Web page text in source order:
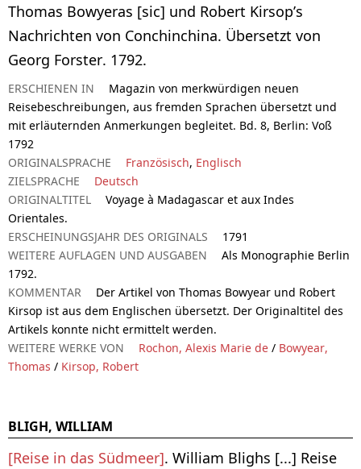
Thomas Bowyeras [sic] und Robert Kirsop’s
Nachrichten von Conchinchina. Übersetzt von
Georg Forster. 1792.
ERSCHIENEN IN
Magazin von merkwürdigen neuen
Reisebeschreibungen, aus fremden Sprachen übersetzt und
mit erläuternden Anmerkungen begleitet. Bd. 8, Berlin: Voß
1792
ORIGINALSPRACHE
Französisch, Englisch
ZIELSPRACHE
Deutsch
ORIGINALTITEL
Voyage à Madagascar et aux Indes
Orientales.
ERSCHEINUNGSJAHR DES ORIGINALS
1791
WEITERE AUFLAGEN UND AUSGABEN
Als Monographie Berlin
1792.
KOMMENTAR
Der Artikel von Thomas Bowyear und Robert
Kirsop ist aus dem Englischen übersetzt. Der Originaltitel des
Artikels konnte nicht ermittelt werden.
WEITERE WERKE VON
Rochon, Alexis Marie de / Bowyear,
Thomas / Kirsop, Robert
BLIGH, WILLIAM
[Reise in das Südmeer]. William Blighs [...] Reise